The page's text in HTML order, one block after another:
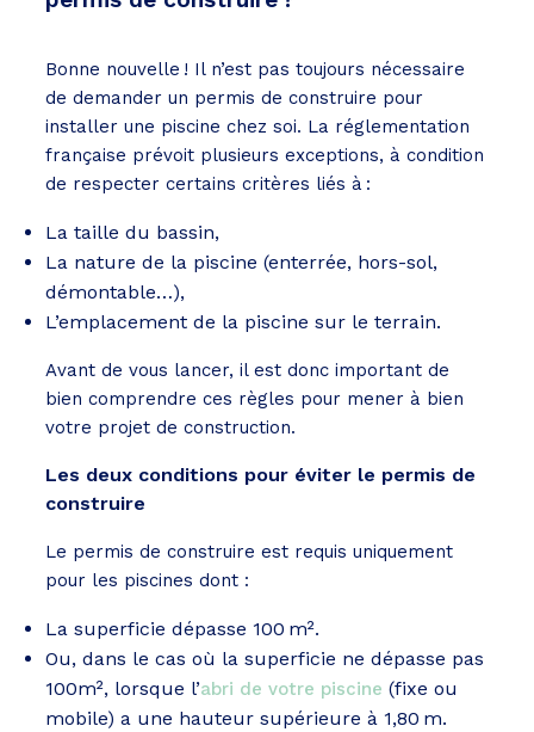
Bonne nouvelle ! Il n’est pas toujours nécessaire
de demander un permis de construire pour
installer une piscine chez soi. La réglementation
française prévoit plusieurs exceptions, à condition
de respecter certains critères liés à :
La taille du bassin,
La nature de la piscine (enterrée, hors-sol,
démontable…),
L’emplacement de la piscine sur le terrain.
Avant de vous lancer, il est donc important de
bien comprendre ces règles pour mener à bien
votre projet de construction.
Les deux conditions pour éviter le permis de
construire
Le permis de construire est requis uniquement
pour les piscines dont :
La superficie dépasse 100 m².
Ou, dans le cas où la superficie ne dépasse pas
100m², lorsque l’abri de votre piscine (fixe ou
mobile) a une hauteur supérieure à 1,80 m.